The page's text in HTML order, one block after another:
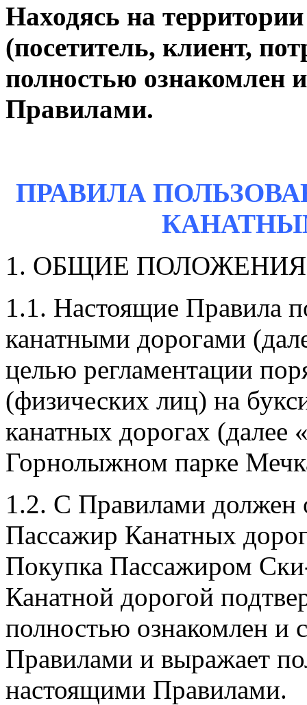
Находясь на
(посетитель, клиент,
полностью ознакомлен
Правилами.
ПРАВИЛА
1. ОБЩИЕ ПОЛОЖЕНИЯ
1.1. Настоящие Правила
канатными дорогами
целью регламентации
(физических лиц) на
канатных дорогах (далее
Горнолыжном парке
1.2. С Правилами должен
Пассажир Канатных
Покупка Пассажиром
Канатной дорогой
полностью ознакомлен и
Правилами и выражает
настоящими Правилами.